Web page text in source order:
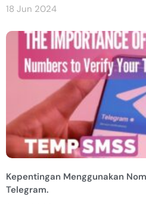
18 Jun 2024
Kepentingan Menggunakan
Telegram.